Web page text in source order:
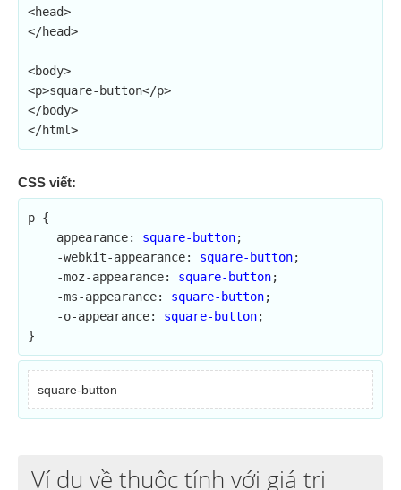
<head>
</head>
<body>
<p>square-button</p>
</body>
</html>
CSS viết:
p {
    appearance:
square-button;
    -webkit-appearance:
square-button;
    -moz-appearance:
square-button;
    -ms-appearance:
square-button;
    -o-appearance:
square-button;
}
square-button
Ví dụ về thuộc tính với giá trị